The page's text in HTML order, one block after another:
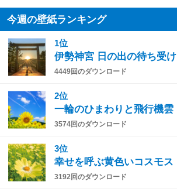
今週の壁紙ランキング
1位
伊勢神宮 日の出の待ち受け
4449回のダウンロード
2位
一輪のひまわりと飛行機雲
3574回のダウンロード
3位
幸せを呼ぶ黄色いコスモス
3192回のダウンロード